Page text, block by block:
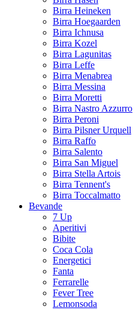
Birra Heineken
Birra Hoegaarden
Birra Ichnusa
Birra Kozel
Birra Lagunitas
Birra Leffe
Birra Menabrea
Birra Messina
Birra Moretti
Birra Nastro Azzurro
Birra Peroni
Birra Pilsner Urquell
Birra Raffo
Birra Salento
Birra San Miguel
Birra Stella Artois
Birra Tennent's
Birra Toccalmatto
Bevande
7 Up
Aperitivi
Bibite
Coca Cola
Energetici
Fanta
Ferrarelle
Fever Tree
Lemonsoda